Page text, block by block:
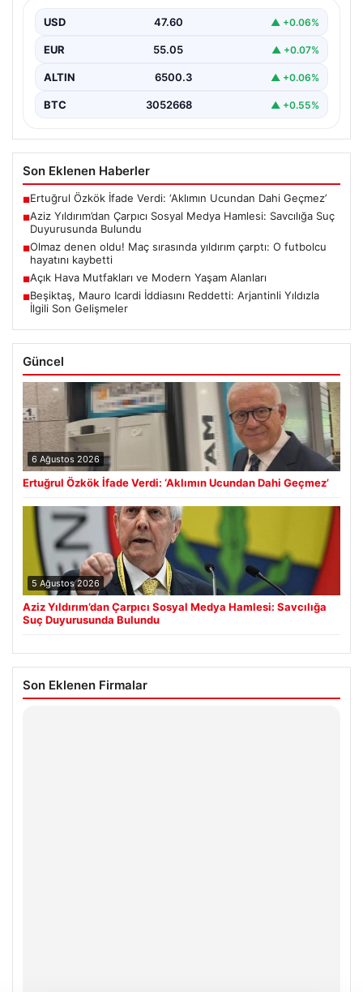
Fenerbahçe Başkanı Aziz Yıldırım, son günlerde artan
ve…
USD 47.60 ▲ +0.06%
EUR 55.05 ▲ +0.07%
ALTIN 6500.3 ▲ +0.06%
BTC 3052668 ▲ +0.55%
Son Eklenen Haberler
■Ertuğrul Özkök İfade Verdi: ‘Aklımın Ucundan Dahi Geçmez’
■Aziz Yıldırım’dan Çarpıcı Sosyal Medya Hamlesi: Savcılığa Suç
Duyurusunda Bulundu
■Olmaz denen oldu! Maç sırasında yıldırım çarptı: O futbolcu
hayatını kaybetti
■Açık Hava Mutfakları ve Modern Yaşam Alanları
■Beşiktaş, Mauro Icardi İddiasını Reddetti: Arjantinli Yıldızla
İlgili Son Gelişmeler
Güncel
6 Ağustos 2026
Ertuğrul Özkök İfade Verdi: ‘Aklımın Ucundan Dahi Geçmez’
5 Ağustos 2026
Aziz Yıldırım’dan Çarpıcı Sosyal Medya Hamlesi: Savcılığa
Suç Duyurusunda Bulundu
Son Eklenen Firmalar